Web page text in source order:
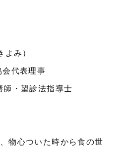
み）
代表理事
・望診法指導士
物心ついた時から食の世